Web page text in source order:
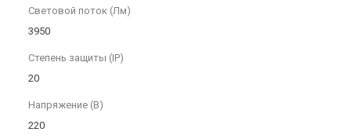
Световой поток (Лм)
3950
Степень защиты (IP)
20
Напряжение (В)
220